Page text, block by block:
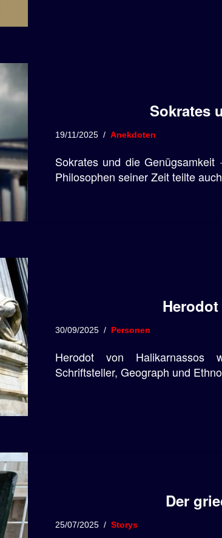
Sokrates
19/11/2025 Anekdoten
Sokrates und die
Philosophen seiner Zeit teilte
30/09/2025 Personen
Herodot von Halikarnassos
Schriftsteller, Geograph und
Der
25/07/2025 Storys